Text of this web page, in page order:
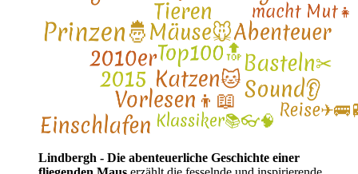
Lindbergh - Die abenteuerliche Geschichte einer